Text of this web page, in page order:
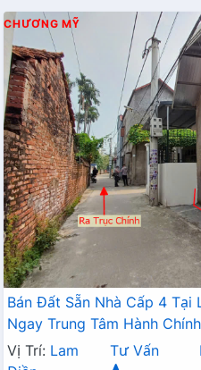
CHƯƠNG MỸ
Bán Đất Sẵn Nhà Cấp 4 Tại
Ngay Trung Tâm Hành
Kinh Doanh Giá Chỉ Hơn 2
Vị Trí: Lam
Tư Vấn